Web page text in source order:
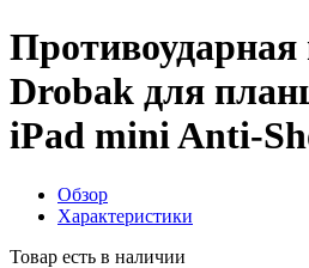
Противоударная
Drobak для
iPad mini Anti-
Обзор
Характеристики
Товар есть в наличии